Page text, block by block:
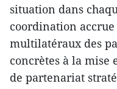
situation dans
coordination
multilatéraux des
concrètes à la mise
de partenariat